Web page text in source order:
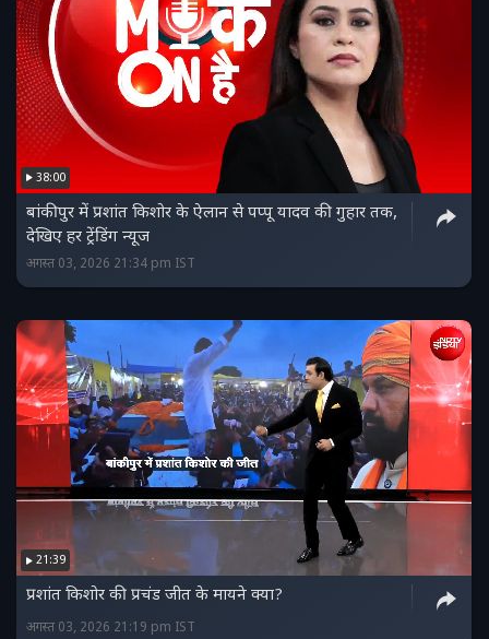
38:00
बांकीपुर में प्रशांत किशोर के ऐलान से पप्‍पू यादव की गुहार तक,
देखिए हर ट्रेंडिंग न्‍यूज
अगस्त 03, 2026 21:34 pm IST
21:39
प्रशांत किशोर की प्रचंड जीत के मायने क्या?
अगस्त 03, 2026 21:19 pm IST